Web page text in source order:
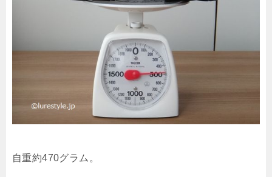
自重約470グラム。